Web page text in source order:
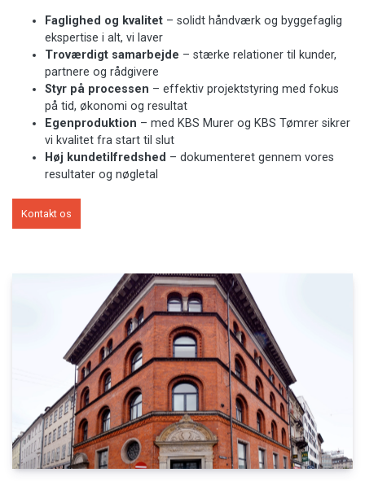
Faglighed og kvalitet – solidt håndværk og byggefaglig
ekspertise i alt, vi laver
Troværdigt samarbejde – stærke relationer til kunder,
partnere og rådgivere
Styr på processen – effektiv projektstyring med fokus
på tid, økonomi og resultat
Egenproduktion – med KBS Murer og KBS Tømrer sikrer
vi kvalitet fra start til slut
Høj kundetilfredshed – dokumenteret gennem vores
resultater og nøgletal
Kontakt os